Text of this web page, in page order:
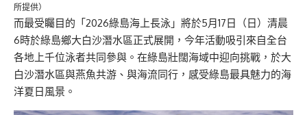
所提供）
而最受矚目的「2026綠島海上長泳」將於5月17日（日）清晨
6時於綠島鄉大白沙潛水區正式展開， 今年活動吸引來自全台
各地上千位泳者共同參與。 在綠島壯闊海域中迎向挑戰， 於大
白沙潛水區與燕魚共游、與海流同行，感受綠島最具魅力的海
洋夏日風景 。